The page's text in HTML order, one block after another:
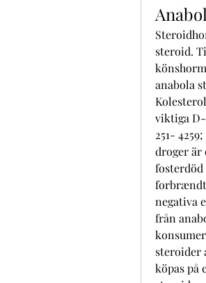
steroid.
anabola
viktiga D-
251-
droger är
forbrændt
negativa
från
steroider
köpas på